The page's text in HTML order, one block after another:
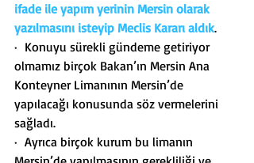
ifade ile yapım yerinin Mersin olarak
yazılmasını isteyip Meclis Kararı aldık.
·  Konuyu sürekli gündeme getiriyor
olmamız birçok Bakan’ın Mersin Ana
Konteyner Limanının Mersin’de
yapılacağı konusunda söz vermelerini
sağladı.
·  Ayrıca birçok kurum bu limanın